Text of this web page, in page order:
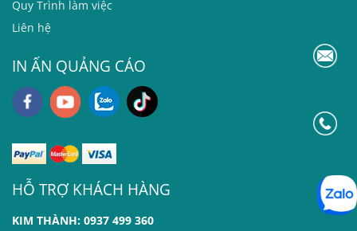
Quy Trình làm việc
Liên hệ
IN ẤN QUẢNG CÁO
HỖ TRỢ KHÁCH HÀNG
KIM THÀNH: 0937 499 360